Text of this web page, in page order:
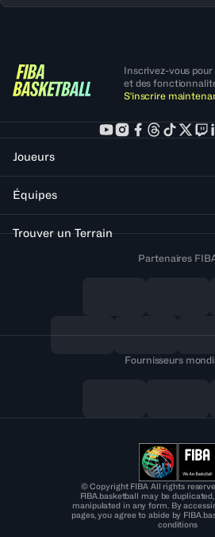
Inscrivez-vous
et des
S'inscrire
Joueurs
Équipes
Trouver un Terrain
Partenaires
Fournisseurs
© Copyright FIBA All rights
FIBA.basketball may be
manipulated in any form. By
pages, you agree to abide by
conditions